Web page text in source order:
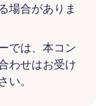
場合がありま
では、本コン
わせはお受け
。